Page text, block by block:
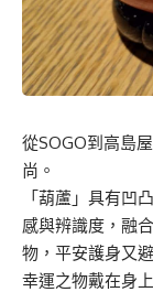
從SOGO到高島
尚。
「葫蘆」具有凹
感與辨識度，融
物，平安護身又
幸運之物戴在身